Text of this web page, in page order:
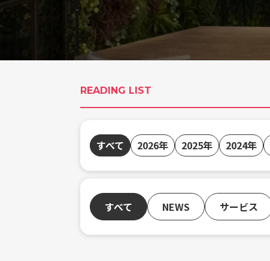
READING LIST
すべて 2026年 2025年 2024年
すべて NEWS サービス